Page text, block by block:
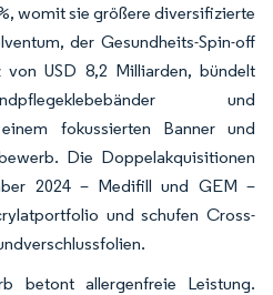
womit sie größere diversifizierte
der Gesundheits-Spin-off
USD 8,2 Milliarden, bündelt
und
fokussierten Banner und
Die Doppelakquisitionen
2024 – Medifill und GEM –
und schufen Cross-
betont allergenfreie Leistung.